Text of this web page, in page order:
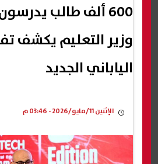
600 ألف طالب
وزير التعليم يكشف
الياباني الجديد
الإثنين 11/مايو/2026 - 03:46 م